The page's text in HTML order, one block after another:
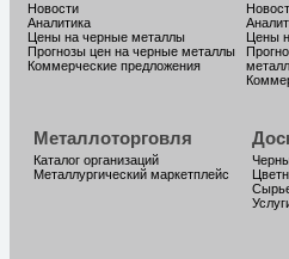
Новости
Аналитика
Цены на черные металлы
Прогнозы цен на черные металлы
Коммерческие предложения
Цены
Металлоторговля
Каталог организаций
Металлургический маркетплейс